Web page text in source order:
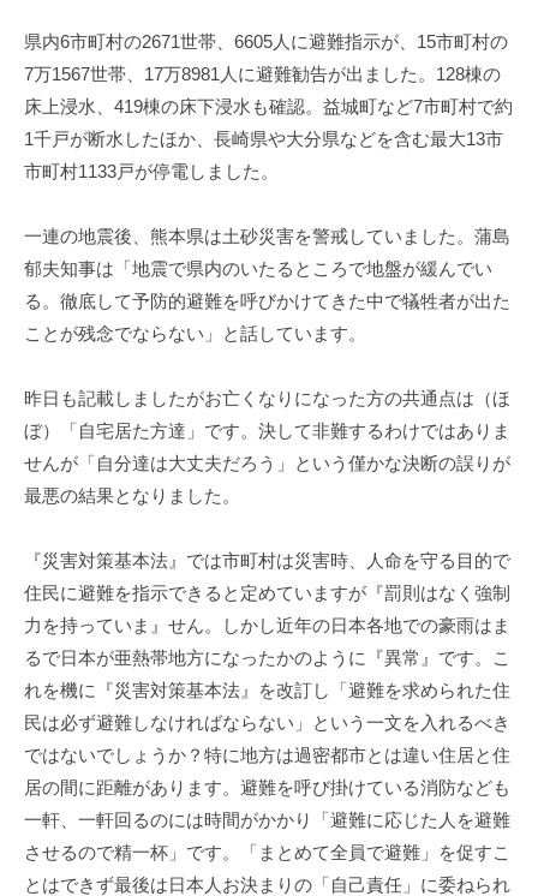
県内6市町村の2671世帯、6605人に避難指示が、15市町村の
7万1567世帯、17万8981人に避難勧告が出ました。128棟の
床上浸水、419棟の床下浸水も確認。益城町など7市町村で約
1千戸が断水したほか、長崎県や大分県などを含む最大13市
市町村1133戸が停電しました。
一連の地震後、熊本県は土砂災害を警戒していました。蒲島
郁夫知事は「地震で県内のいたるところで地盤が緩んでい
る。徹底して予防的避難を呼びかけてきた中で犠牲者が出た
ことが残念でならない」と話しています。
昨日も記載しましたがお亡くなりになった方の共通点は（ほ
ぼ）「自宅居た方達」です。決して非難するわけではありま
せんが「自分達は大丈夫だろう」という僅かな決断の誤りが
最悪の結果となりました。
『災害対策基本法』では市町村は災害時、人命を守る目的で
住民に避難を指示できると定めていますが『罰則はなく強制
力を持っていま』せん。しかし近年の日本各地での豪雨はま
るで日本が亜熱帯地方になったかのように『異常』です。こ
れを機に『災害対策基本法』を改訂し「避難を求められた住
民は必ず避難しなければならない」という一文を入れるべき
ではないでしょうか？特に地方は過密都市とは違い住居と住
居の間に距離があります。避難を呼び掛けている消防なども
一軒、一軒回るのには時間がかかり「避難に応じた人を避難
させるので精一杯」です。「まとめて全員で避難」を促すこ
とはできず最後は日本人お決まりの「自己責任」に委ねられ